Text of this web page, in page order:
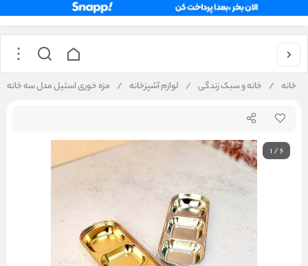
خانه / خانه و سبک زندگی / لوازم آشپزخانه / مزه خوری استیل مدل سه خانه Unique Plus
1/6